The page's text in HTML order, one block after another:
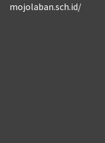
mojolaban.sch.id/